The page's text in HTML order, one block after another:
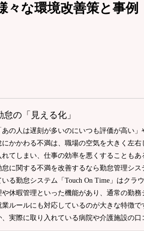
々な環境改善策と事例
怠の「見える化」
あの人は遅刻が多いのにいつも評価が高い
にかかわる不満は、職場の空気を大きく左
れてしまい、仕事の効率を悪くすることも
怠に関する不満を改善するなら勤怠管理シ
いる勤怠システム「Touch On Time」はクラ
や休暇管理といった機能があり、通常の勤
業ルールにも対応しているのが大きな特徴
、実際に取り入れている病院や介護施設の口